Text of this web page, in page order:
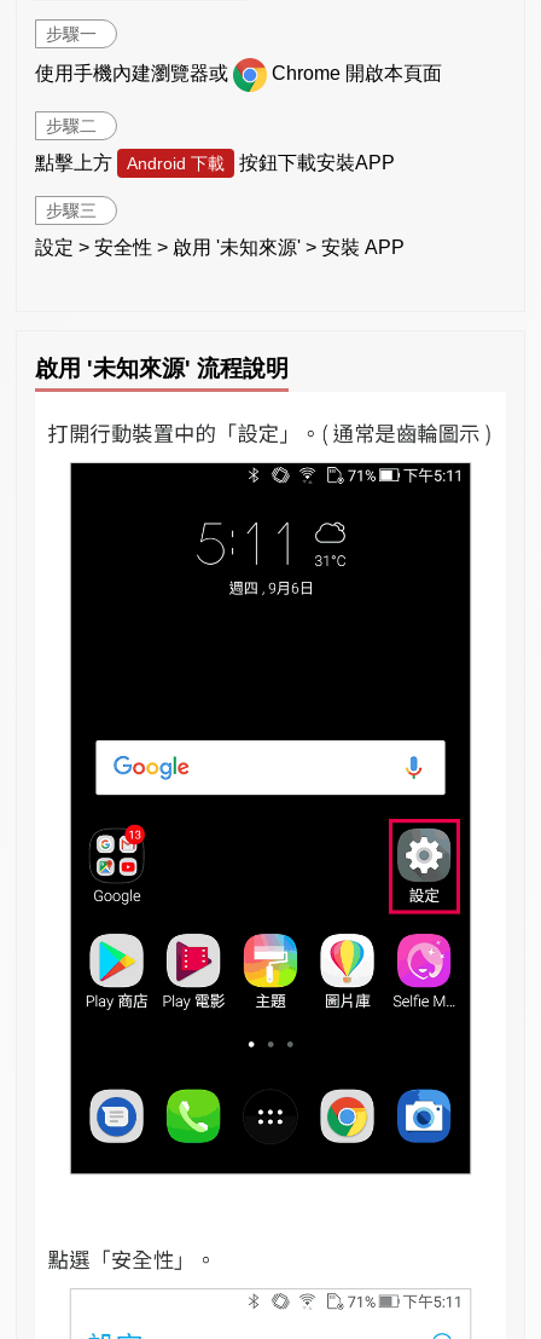
步驟一
使用手機內建瀏覽器或 Chrome 開啟本頁面
步驟二
點擊上方 Android 下載 按鈕下載安裝APP
步驟三
設定 > 安全性 > 啟用 '未知來源' > 安裝 APP
啟用 '未知來源' 流程說明